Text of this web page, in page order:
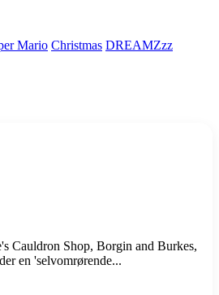
Mario Christmas DREAMZzz
Cauldron Shop, Borgin and Burkes,
en 'selvomrørende...